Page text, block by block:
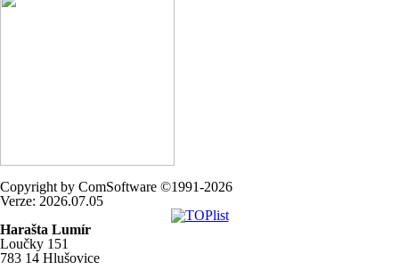
Copyright by ComSoftware ©1991-2026
Verze: 2026.07.05
Harašta Lumír
Loučky 151
783 14 Hlušovice